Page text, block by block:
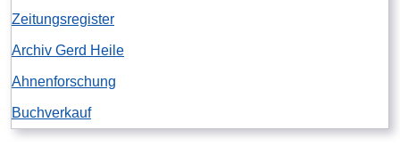
Zeitungsregister
Archiv Gerd Heile
Ahnenforschung
Buchverkauf